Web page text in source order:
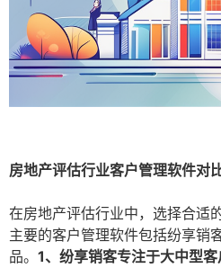
房地产评估行业客户管理软件对
在房地产评估行业中，选择合适
主要的客户管理软件包括纷享销
品。 1、纷享销客专注于大中型